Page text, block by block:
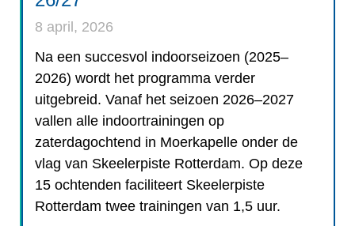
8 april, 2026
Na een succesvol indoorseizoen (2025–
2026) wordt het programma verder
uitgebreid. Vanaf het seizoen 2026–2027
vallen alle indoortrainingen op
zaterdagochtend in Moerkapelle onder de
vlag van Skeelerpiste Rotterdam. Op deze
15 ochtenden faciliteert Skeelerpiste
Rotterdam twee trainingen van 1,5 uur.